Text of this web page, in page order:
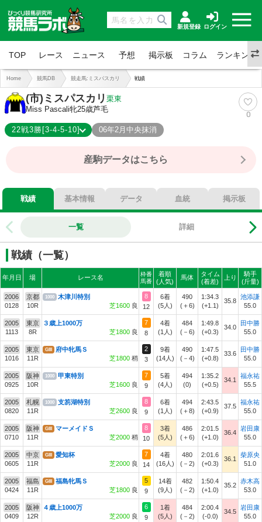
新規登録 ログイン
TOP レース ニュース 予想 掲示板 コラム ランキング
Home 競馬DB 競走馬:ミスパスカリ 戦績
(市)ミスパスカリ 栗東
Miss Pascali牝25歳芦毛
0
22戦3勝[3-4-5-10]
06年2月中央抹消
3-4-5-10
32%
複勝 55%
産駒データはこちら
戦績 基本情報 データ 血統 掲示板
一覧 詳細
戦績（一覧）
年月日 場 レース名
枠番
馬番
着順
(人気)
馬体
タイム
(着差)
上り
騎手
(斤量)
2006
0128
京都
10R
1000
木津川特別
芝1600 良
8
12
6着
(5人)
490
(＋6)
1:34.3
(+1.1)
35.8
池添謙
55.0
2005
1113
東京
8R
３歳上1000万
芝1800 良
7
8
4着
(1人)
484
(－6)
1:49.8
(+0.3)
34.0
田中勝
55.0
2005
1016
東京
11R
GIII
府中牝馬Ｓ
芝1800 稍
2
3
9着
(14人)
490
(－4)
1:47.5
(+0.8)
33.6
田中勝
55.0
2005
0925
阪神
10R
1000
甲東特別
芝1600 良
7
9
5着
(4人)
494
(0)
1:35.2
(+0.5)
34.1
福永祐
55.5
2005
0820
札幌
11R
1000
支笏湖特別
芝2600 良
8
9
6着
(1人)
494
(＋8)
2:43.5
(+0.9)
37.5
福永祐
55.0
2005
0710
阪神
11R
GIII
マーメイドＳ
芝2000 稍
8
10
3着
(5人)
486
(＋6)
2:01.5
(+1.0)
36.4
岩田康
55.0
2005
0605
中京
11R
GIII
愛知杯
芝2000 良
7
14
4着
(16人)
480
(－2)
2:01.6
(+0.3)
36.1
柴原央
51.0
2005
0424
福島
11R
GIII
福島牝馬Ｓ
芝1800 良
5
9
14着
(9人)
482
(－2)
1:50.4
(+1.0)
35.2
赤木高
53.0
2005
0409
阪神
12R
４歳上1000万
芝2000 良
6
9
1着
(5人)
484
(－2)
2:00.4
(-0.0)
34.5
岩田康
55.0